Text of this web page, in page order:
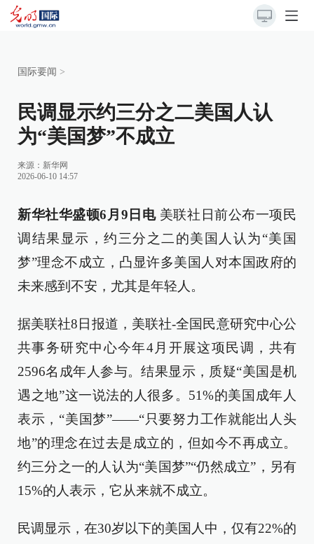
国际要闻 >
民调显示约三分之二美国人认
为“美国梦”不成立
来源： 新华网
2026-06-10 14:57
新华社华盛顿6月9日电 美联社日前公布一项民
调结果显示，约三分之二的美国人认为“美国
梦”理念不成立，凸显许多美国人对本国政府的
未来感到不安，尤其是年轻人。
据美联社8日报道，美联社-全国民意研究中心公
共事务研究中心今年4月开展这项民调，共有
2596名成年人参与。结果显示，质疑“美国是机
遇之地”这一说法的人很多。51%的美国成年人
表示，“美国梦”——“只要努力工作就能出人头
地”的理念在过去是成立的，但如今不再成立。
约三分之一的人认为“美国梦”“仍然成立”，另有
15%的人表示，它从来就不成立。
民调显示，在30岁以下的美国人中，仅有22%的